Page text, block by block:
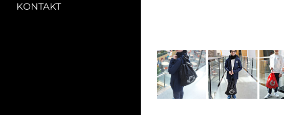
KONTAKT